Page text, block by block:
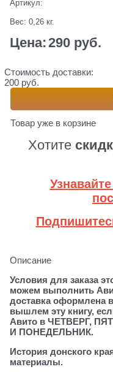
Артикул:
Вес: 0,26 кг.
Цена:290 руб.
Стоимость доставки:
200 руб.
Товар уже в корзине
Хотите
Описание
Условия для заказа
можем выполнить
доставка
вышлем эту книгу,
Авито в ЧЕТВЕРГ,
И ПОНЕДЕЛЬНИК.
История донского
материалы.